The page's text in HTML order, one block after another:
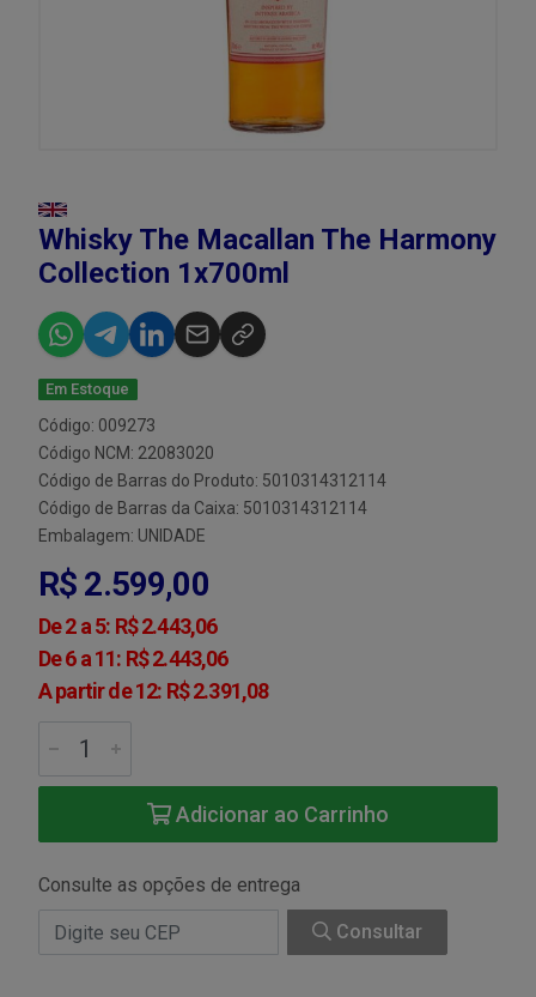
Whisky The Macallan The Harmony
Collection 1x700ml
Em Estoque
Código: 009273
Código NCM: 22083020
Código de Barras do Produto: 5010314312114
Código de Barras da Caixa: 5010314312114
Embalagem: UNIDADE
R$ 2.599,00
De 2 a 5: R$ 2.443,06
De 6 a 11: R$ 2.443,06
A partir de 12: R$ 2.391,08
Adicionar ao Carrinho
Consulte as opções de entrega
Consultar